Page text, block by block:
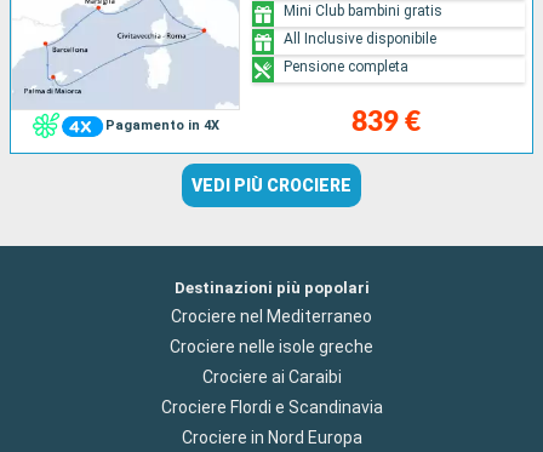
Pagamento in 4X 839 €
Mini Club bambini gratis
All Inclusive disponibile
Pensione completa
VEDI PIÙ CROCIERE
Destinazioni più popolari
Crociere nel Mediterraneo
Crociere nelle isole greche
Crociere ai Caraibi
Crociere Flordi e Scandinavia
Crociere in Nord Europa